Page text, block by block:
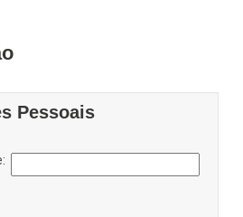
Pessoais